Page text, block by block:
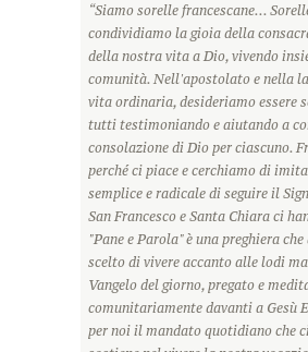
“Siamo sorelle francescane...
condividiamo la gioia della
della nostra vita a Dio, vivendo
comunità. Nell'apostolato e nella
vita ordinaria, desideriamo essere
tutti testimoniando e aiutando a
consolazione di Dio per ciascuno.
perché ci piace e cerchiamo di
semplice e radicale di seguire il
San Francesco e Santa Chiara ci
"Pane e Parola" è una preghiera
scelto di vivere accanto alle lodi
Vangelo del giorno, pregato e
comunitariamente davanti a Gesù
per noi il mandato quotidiano che